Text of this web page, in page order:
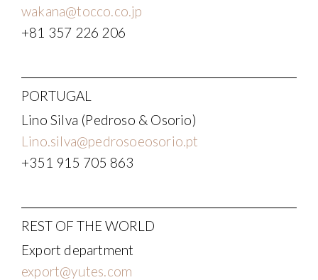
wakana@tocco.co.jp
+81 357 226 206
PORTUGAL
Lino Silva (Pedroso & Osorio)
Lino.silva@pedrosoeosorio.pt
+351 915 705 863
REST OF THE WORLD
Export department
export@yutes.com